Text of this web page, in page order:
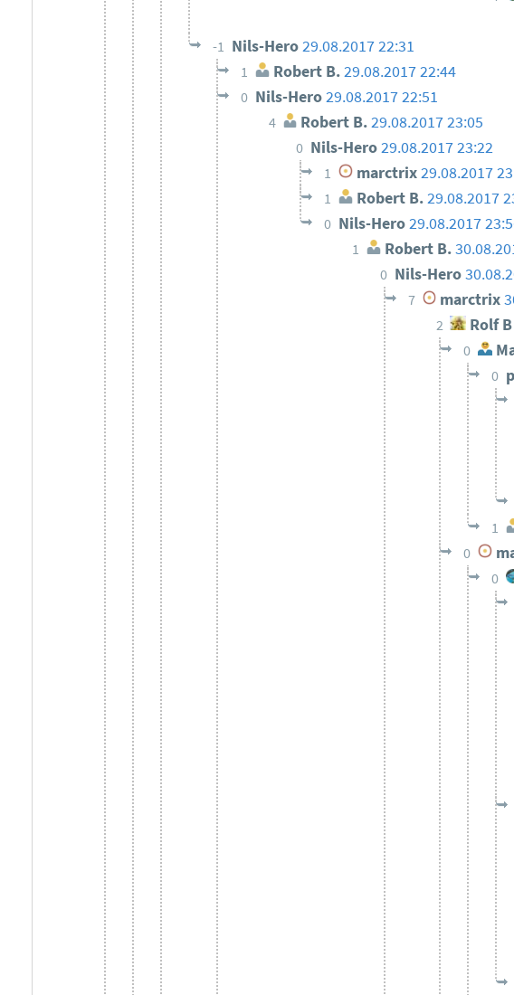
-1 Nils-Hero29.08.2017 22:31
1 Robert B. 29.08.2017 22:44
0 Nils-Hero29.08.2017 22:51
4 Robert B.29.08.2017 23:05
0 Nils-Hero29.08.2017 23:22
1 marctrix29.08.2017
1 Robert B.29.08.2017
0 Nils-Hero29.08.2017
1 Robert B.
0 Nils-Hero
7 marctrix
2 Rolf B
0
0
1
0
0